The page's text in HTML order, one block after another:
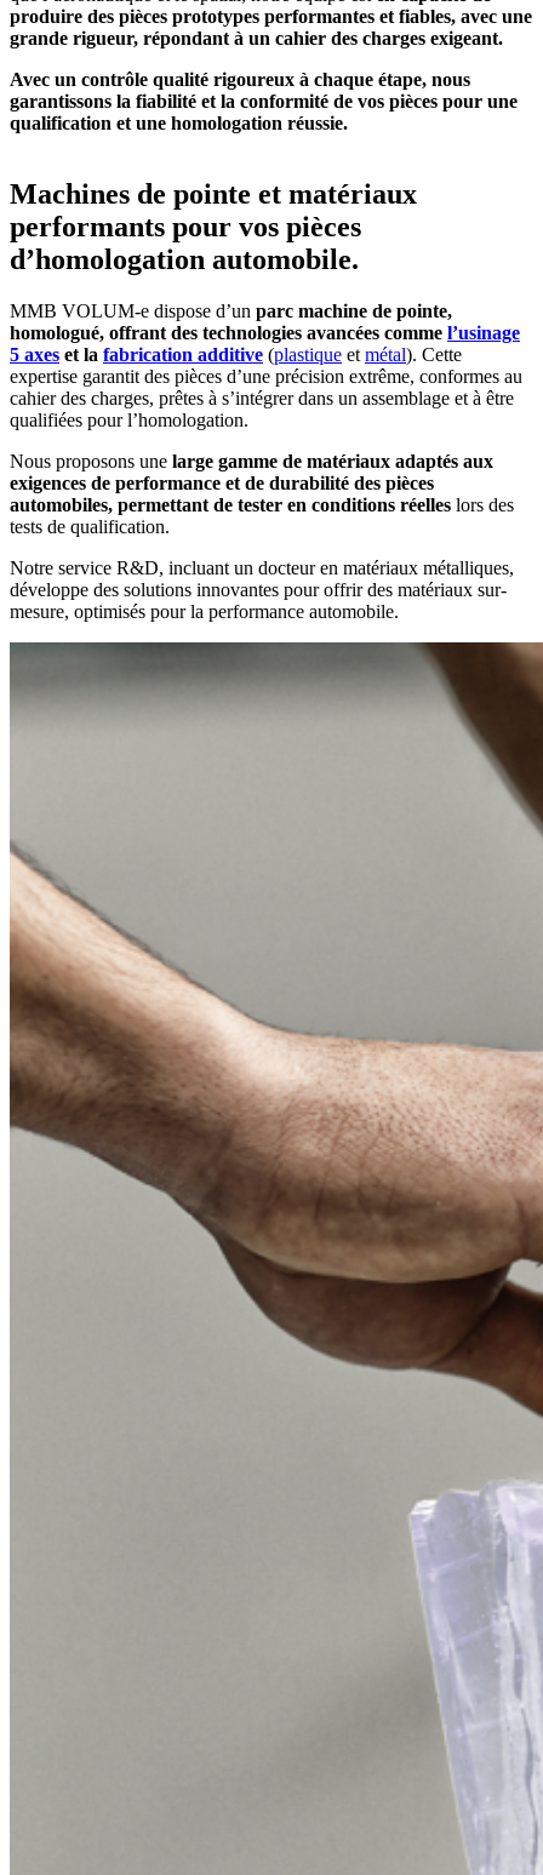
produire des pièces prototypes performantes et fiables, avec une
grande rigueur, répondant à un cahier des charges exigeant.
Avec un contrôle qualité rigoureux à chaque étape, nous
garantissons la fiabilité et la conformité de vos pièces pour une
qualification et une homologation réussie.
Machines de pointe et matériaux
performants pour vos pièces
d’homologation automobile.
MMB VOLUM-e dispose d’un parc machine de pointe,
homologué, offrant des technologies avancées comme l’usinage
5 axes et la fabrication additive (plastique et métal). Cette
expertise garantit des pièces d’une précision extrême, conformes au
cahier des charges, prêtes à s’intégrer dans un assemblage et à être
qualifiées pour l’homologation.
Nous proposons une large gamme de matériaux adaptés aux
exigences de performance et de durabilité des pièces
automobiles, permettant de tester en conditions réelles lors des
tests de qualification.
Notre service R&D, incluant un docteur en matériaux métalliques,
développe des solutions innovantes pour offrir des matériaux sur-
mesure, optimisés pour la performance automobile.